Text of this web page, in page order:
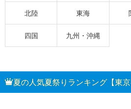
北陸 東海
四国 九州・沖縄
夏の人気夏祭りランキング【東